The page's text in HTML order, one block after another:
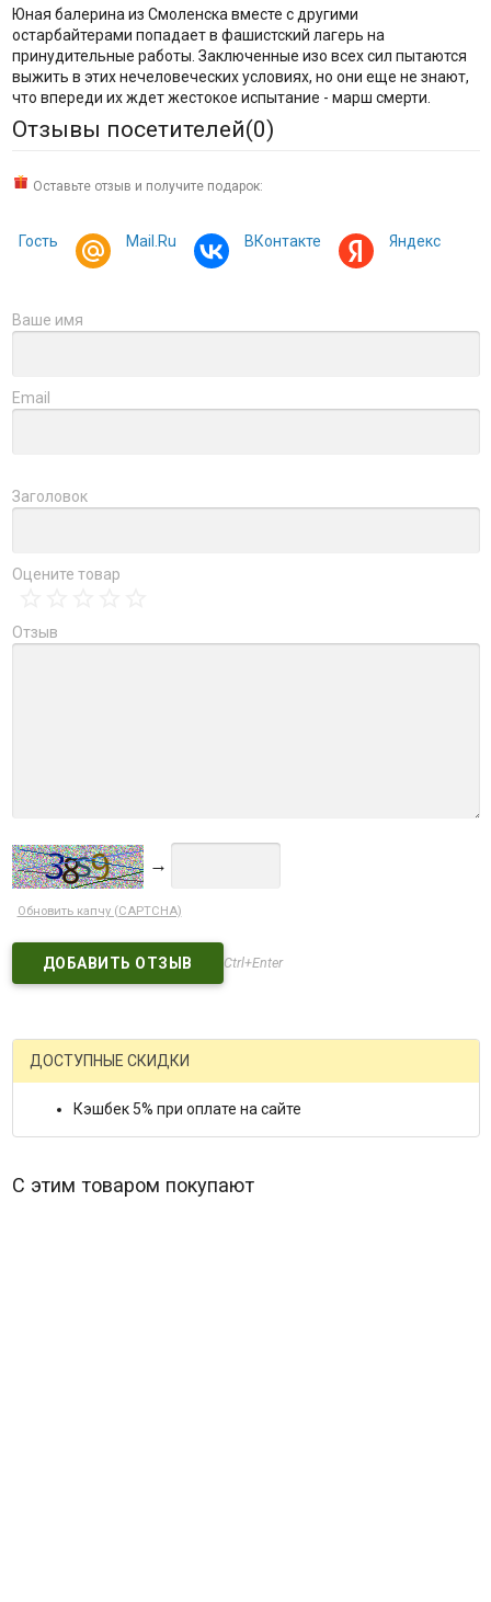
Юная балерина из Смоленска вместе с другими
остарбайтерами попадает в фашистский лагерь на
принудительные работы. Заключенные изо всех сил пытаются
выжить в этих нечеловеческих условиях, но они еще не знают,
что впереди их ждет жестокое испытание - марш смерти.
Отзывы посетителей(0)
Оставьте отзыв и получите подарок:
Гость Mail.Ru ВКонтакте Яндекс
Ваше имя
Email
Заголовок
Оцените товар
Отзыв
→
Обновить капчу (CAPTCHA)
Ctrl+Enter
ДОСТУПНЫЕ СКИДКИ
Кэшбек 5% при оплате на сайте
С этим товаром покупают